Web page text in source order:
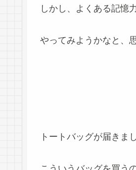
しかし、よくある記憶
やってみようかなと、
トートバッグが届きま